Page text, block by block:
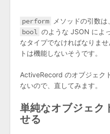
perform メソッドの引数は、
bool のような JSON によ
なタイプでなければなりま
トは機能しないそうです。
ActiveRecord のオブジェク
ないので、直してみます。
単純なオブジェク
せる